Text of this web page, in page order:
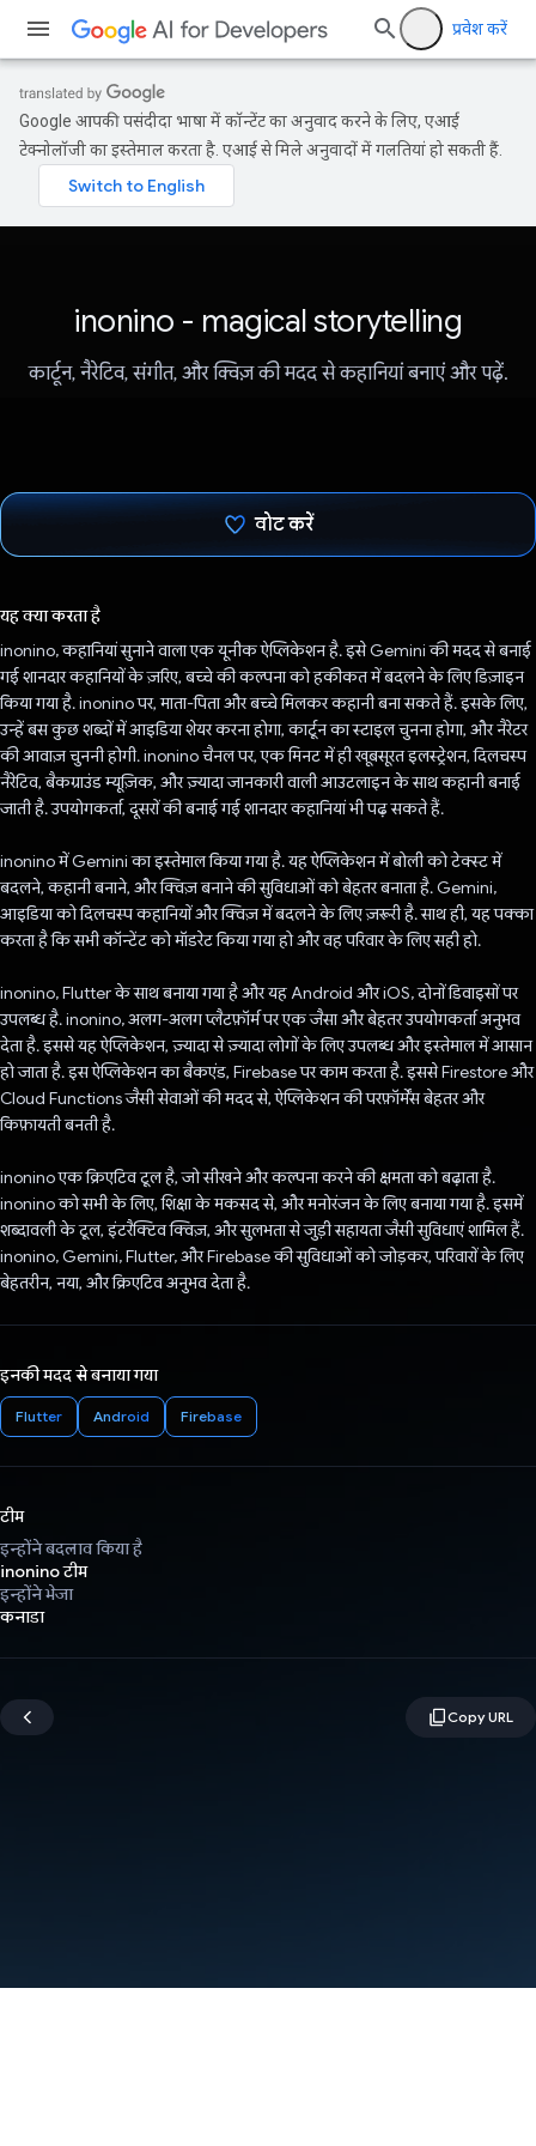
प्रवेश करें
Google आपकी पसंदीदा भाषा में कॉन्टेंट का अनुवाद करने के लिए, एआई
टेक्नोलॉजी का इस्तेमाल करता है. एआई से मिले अनुवादों में गलतियां हो सकती हैं.
inonino - magical storytelling
कार्टून, नैरेटिव, संगीत, और क्विज़ की मदद से कहानियां बनाएं और पढ़ें.
वोट करें
यह क्या करता है
inonino, कहानियां सुनाने वाला एक यूनीक ऐप्लिकेशन है. इसे Gemini की मदद से बनाई
गई शानदार कहानियों के ज़रिए, बच्चे की कल्पना को हकीकत में बदलने के लिए डिज़ाइन
किया गया है. inonino पर, माता-पिता और बच्चे मिलकर कहानी बना सकते हैं. इसके लिए,
उन्हें बस कुछ शब्दों में आइडिया शेयर करना होगा, कार्टून का स्टाइल चुनना होगा, और नैरेटर
की आवाज़ चुननी होगी. inonino चैनल पर, एक मिनट में ही खूबसूरत इलस्ट्रेशन, दिलचस्प
नैरेटिव, बैकग्राउंड म्यूज़िक, और ज़्यादा जानकारी वाली आउटलाइन के साथ कहानी बनाई
जाती है. उपयोगकर्ता, दूसरों की बनाई गई शानदार कहानियां भी पढ़ सकते हैं.
inonino में Gemini का इस्तेमाल किया गया है. यह ऐप्लिकेशन में बोली को टेक्स्ट में
बदलने, कहानी बनाने, और क्विज़ बनाने की सुविधाओं को बेहतर बनाता है. Gemini,
आइडिया को दिलचस्प कहानियों और क्विज़ में बदलने के लिए ज़रूरी है. साथ ही, यह पक्का
करता है कि सभी कॉन्टेंट को मॉडरेट किया गया हो और वह परिवार के लिए सही हो.
inonino, Flutter के साथ बनाया गया है और यह Android और iOS, दोनों डिवाइसों पर
उपलब्ध है. inonino, अलग-अलग प्लैटफ़ॉर्म पर एक जैसा और बेहतर उपयोगकर्ता अनुभव
देता है. इससे यह ऐप्लिकेशन, ज़्यादा से ज़्यादा लोगों के लिए उपलब्ध और इस्तेमाल में आसान
हो जाता है. इस ऐप्लिकेशन का बैकएंड, Firebase पर काम करता है. इससे Firestore और
Cloud Functions जैसी सेवाओं की मदद से, ऐप्लिकेशन की परफ़ॉर्मेंस बेहतर और
किफ़ायती बनती है.
inonino एक क्रिएटिव टूल है, जो सीखने और कल्पना करने की क्षमता को बढ़ाता है.
inonino को सभी के लिए, शिक्षा के मकसद से, और मनोरंजन के लिए बनाया गया है. इसमें
शब्दावली के टूल, इंटरैक्टिव क्विज़, और सुलभता से जुड़ी सहायता जैसी सुविधाएं शामिल हैं.
inonino, Gemini, Flutter, और Firebase की सुविधाओं को जोड़कर, परिवारों के लिए
बेहतरीन, नया, और क्रिएटिव अनुभव देता है.
इनकी मदद से बनाया गया
Flutter Android Firebase
टीम
इन्होंने बदलाव किया है
inonino टीम
इन्होंने भेजा
कनाडा